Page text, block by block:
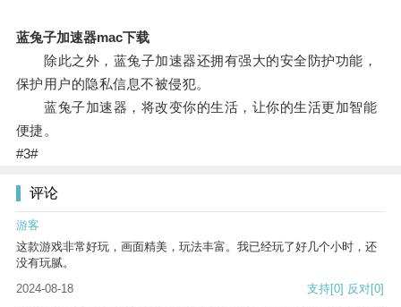
蓝兔子加速器mac下载
除此之外，蓝兔子加速器还拥有强大的安全防护功能，
保护用户的隐私信息不被侵犯。
蓝兔子加速器，将改变你的生活，让你的生活更加智能
便捷。
#3#
评论
游客
这款游戏非常好玩，画面精美，玩法丰富。我已经玩了好几个小时，还
没有玩腻。
2024-08-18
支持[0] 反对[0]